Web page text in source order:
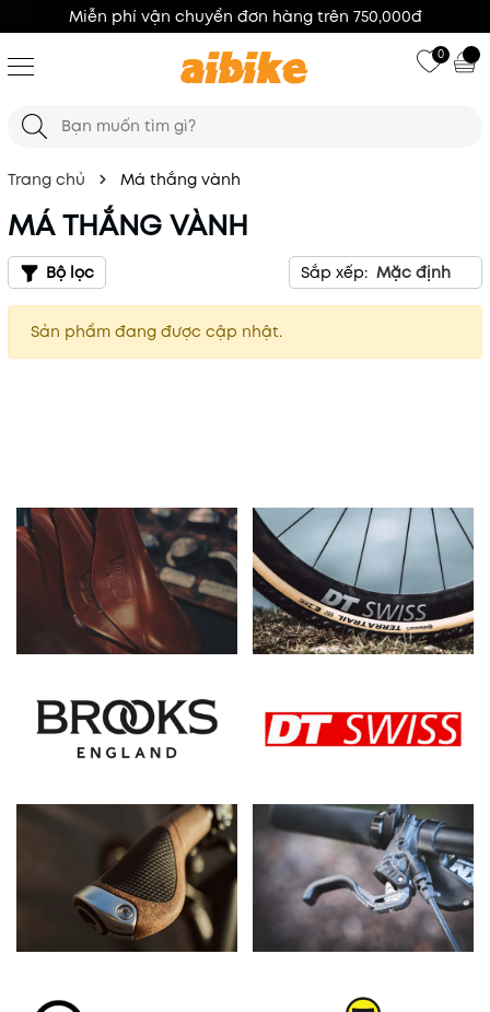
100% Hàng Chính Hãng
0
Trang chủ Má thắng vành
MÁ THẮNG VÀNH
Bộ lọc Sắp xếp: Mặc định
Sản phẩm đang được cập nhật.